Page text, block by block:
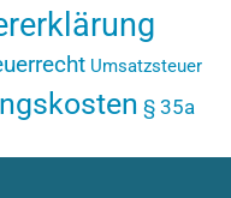
Umsatzsteuer
§ 35a